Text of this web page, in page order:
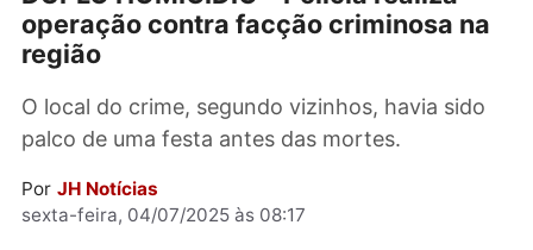
DUPLO HOMICÍDIO – Polícia realiza
operação contra facção criminosa
O local do crime, segundo vizinhos, havia
palco de uma festa antes das mortes.